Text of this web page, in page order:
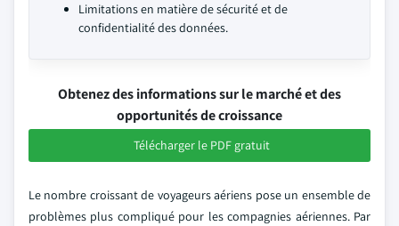
Limitations en matière de sécurité et de
confidentialité des données.
Obtenez des informations sur le marché et des
opportunités de croissance
Télécharger le PDF gratuit
Le nombre croissant de voyageurs aériens pose un ensemble de
problèmes plus compliqué pour les compagnies aériennes. Par